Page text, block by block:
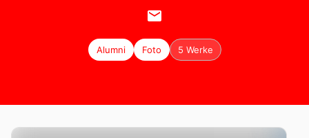
Alumni Foto 5 Werke